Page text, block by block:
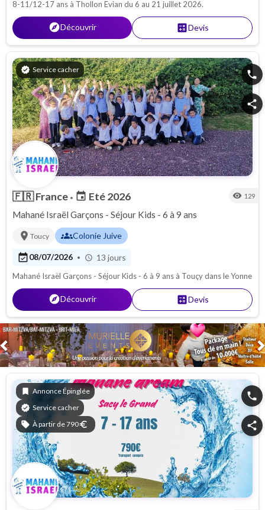
8-11/12-17 ans à Thollon Evian du 6 au 21 juillet 2026.
exploreDécouvrir calculateDevis
verified Service cacher phone
share
🇫🇷France • event Eté 2026 visibility 129
Mahané Israël Garçons - Séjour Kids - 6 à 9 ans
location_on Toucy groupsColonie Juive
event_available08/07/2026 • schedule 13 jours
Mahané Israël Garçons - Séjour Kids - 6 à 9 ans à Touçy dans le Yonne
exploreDécouvrir calculateDevis
Previous
bookmark Annonce Épinglée
verified Service cacher
sell À partir de 790euro
phone
share